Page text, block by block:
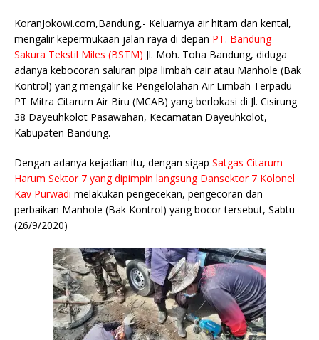
e
b
o
o
k
te
r
l
A
p
p
y
Li
n
k
o
p
e
e
n
g
e
r
KoranJokowi.com,Bandung,- Keluarnya air hitam dan kental,
mengalir kepermukaan jalan raya di depan PT. Bandung
Sakura Tekstil Miles (BSTM) Jl. Moh. Toha Bandung, diduga
adanya kebocoran saluran pipa limbah cair atau Manhole (Bak
Kontrol) yang mengalir ke Pengelolahan Air Limbah Terpadu
PT Mitra Citarum Air Biru (MCAB) yang berlokasi di Jl. Cisirung
38 Dayeuhkolot Pasawahan, Kecamatan Dayeuhkolot,
Kabupaten Bandung.
Dengan adanya kejadian itu, dengan sigap Satgas Citarum
Harum Sektor 7 yang dipimpin langsung Dansektor 7 Kolonel
Kav Purwadi melakukan pengecekan, pengecoran dan
perbaikan Manhole (Bak Kontrol) yang bocor tersebut, Sabtu
(26/9/2020)